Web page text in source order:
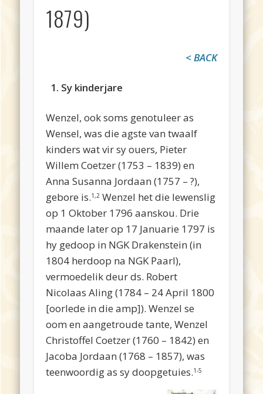
1879)
< BACK
1. Sy kinderjare
Wenzel, ook soms genotuleer as
Wensel, was die agste van twaalf
kinders wat vir sy ouers, Pieter
Willem Coetzer (1753 – 1839) en
Anna Susanna Jordaan (1757 – ?),
gebore is.1,2 Wenzel het die lewenslig
op 1 Oktober 1796 aanskou. Drie
maande later op 17 Januarie 1797 is
hy gedoop in NGK Drakenstein (in
1804 herdoop na NGK Paarl),
vermoedelik deur ds. Robert
Nicolaas Aling (1784 – 24 April 1800
[oorlede in die amp]). Wenzel se
oom en aangetroude tante, Wenzel
Christoffel Coetzer (1760 – 1842) en
Jacoba Jordaan (1768 – 1857), was
teenwoordig as sy doopgetuies.1-5